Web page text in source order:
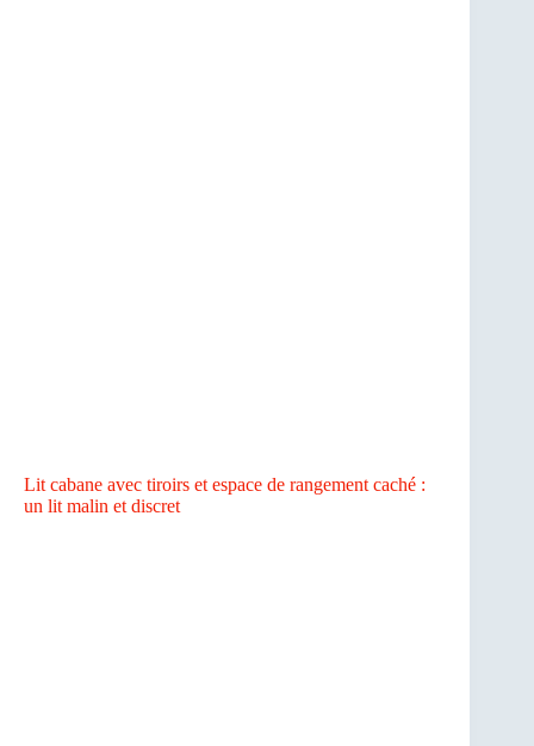
Lit cabane avec tiroirs et espace de rangement caché :
un lit malin et discret